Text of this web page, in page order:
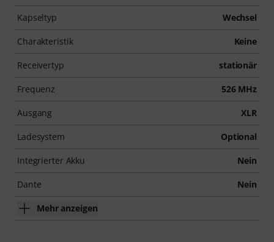
Kapseltyp Wechsel
Charakteristik Keine
Receivertyp stationär
Frequenz 526 MHz
Ausgang XLR
Ladesystem Optional
Integrierter Akku Nein
Dante Nein
Mehr anzeigen